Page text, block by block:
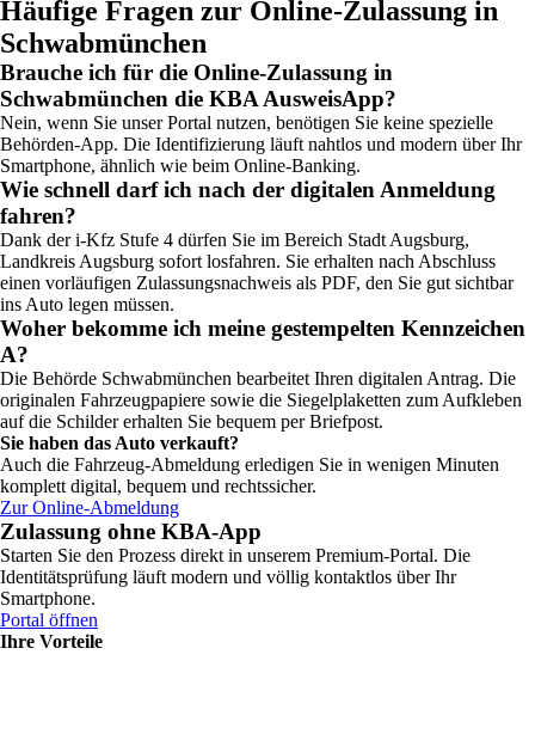
Häufige Fragen zur Online-Zulassung in
Schwabmünchen
Brauche ich für die Online-Zulassung in
Schwabmünchen die KBA AusweisApp?
Nein, wenn Sie unser Portal nutzen, benötigen Sie keine spezielle
Behörden-App. Die Identifizierung läuft nahtlos und modern über Ihr
Smartphone, ähnlich wie beim Online-Banking.
Wie schnell darf ich nach der digitalen Anmeldung
fahren?
Dank der i-Kfz Stufe 4 dürfen Sie im Bereich Stadt Augsburg,
Landkreis Augsburg sofort losfahren. Sie erhalten nach Abschluss
einen vorläufigen Zulassungsnachweis als PDF, den Sie gut sichtbar
ins Auto legen müssen.
Woher bekomme ich meine gestempelten Kennzeichen
A?
Die Behörde Schwabmünchen bearbeitet Ihren digitalen Antrag. Die
originalen Fahrzeugpapiere sowie die Siegelplaketten zum Aufkleben
auf die Schilder erhalten Sie bequem per Briefpost.
Sie haben das Auto verkauft?
Auch die Fahrzeug-Abmeldung erledigen Sie in wenigen Minuten
komplett digital, bequem und rechtssicher.
Zur Online-Abmeldung
Zulassung ohne KBA-App
Starten Sie den Prozess direkt in unserem Premium-Portal. Die
Identitätsprüfung läuft modern und völlig kontaktlos über Ihr
Smartphone.
Portal öffnen
Ihre Vorteile